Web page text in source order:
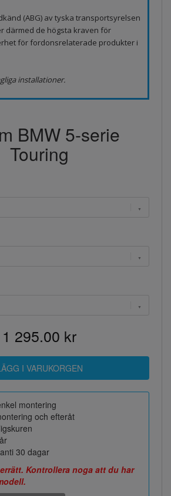
(ABG) av tyska transportsyrelsen
därmed de högsta kraven för
för fordonsrelaterade produkter i
installationer.
BMW 5-serie
Touring
1 295.00 kr
montering
och efteråt
30 dagar
Kontrollera noga att du har